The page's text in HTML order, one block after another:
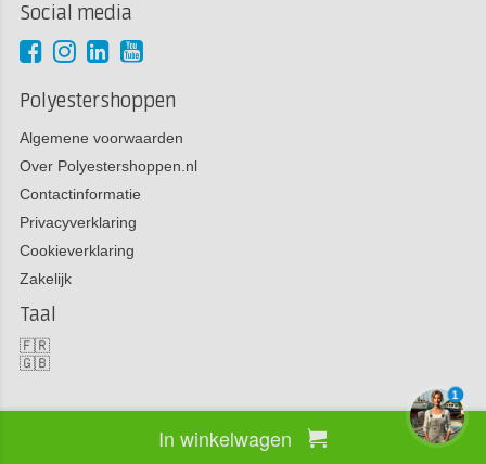
In winkelwagen
Social media
Polyestershoppen
Algemene voorwaarden
Over Polyestershoppen.nl
Contactinformatie
Privacyverklaring
Cookieverklaring
Zakelijk
Taal
🇫🇷
🇬🇧
Copyright 2026 Polyestershoppen bv
1